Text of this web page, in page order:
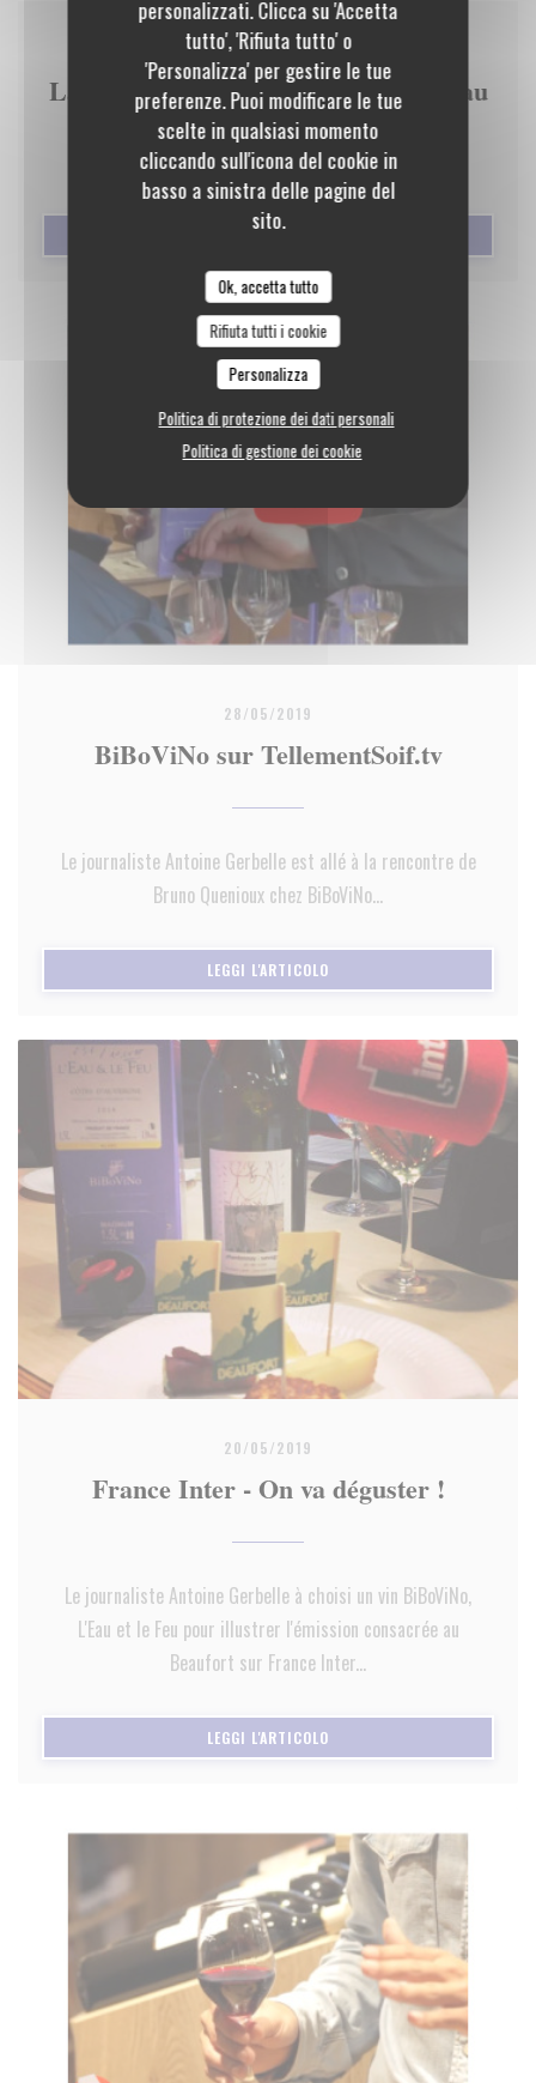
personalizzati. Clicca su 'Accetta
tutto', 'Rifiuta tutto' o
'Personalizza' per gestire le tue
preferenze. Puoi modificare le tue
scelte in qualsiasi momento
cliccando sull'icona del cookie in
basso a sinistra delle pagine del
sito.
Ok, accetta tutto
Rifiuta tutti i cookie
Personalizza
Politica di protezione dei dati personali
Politica di gestione dei cookie
15/03/2021
La Roche Sur Yon - Le Gault et Millau
distingue cinq artisans yonnais
LEGGI L'ARTICOLO
28/05/2019
BiBoViNo sur TellementSoif.tv
Le journaliste Antoine Gerbelle est allé à la rencontre de
Bruno Quenioux chez BiBoViNo...
LEGGI L'ARTICOLO((APRE UNA NUOVA
20/05/2019
France Inter - On va déguster !
Le journaliste Antoine Gerbelle à choisi un vin BiBoViNo,
L'Eau et le Feu pour illustrer l'émission consacrée au
Beaufort sur France Inter...
LEGGI L'ARTICOLO((APRE UNA NUOVA